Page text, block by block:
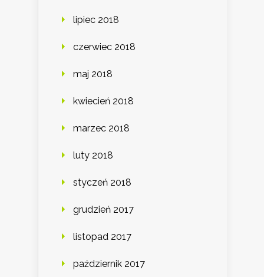
lipiec 2018
czerwiec 2018
maj 2018
kwiecień 2018
marzec 2018
luty 2018
styczeń 2018
grudzień 2017
listopad 2017
październik 2017